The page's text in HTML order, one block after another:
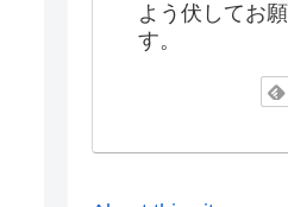
よう伏してお
す。